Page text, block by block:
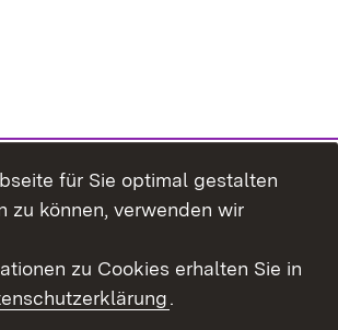
für Sie optimal gestalten
zu können, verwenden wir
zu Cookies erhalten Sie in
.